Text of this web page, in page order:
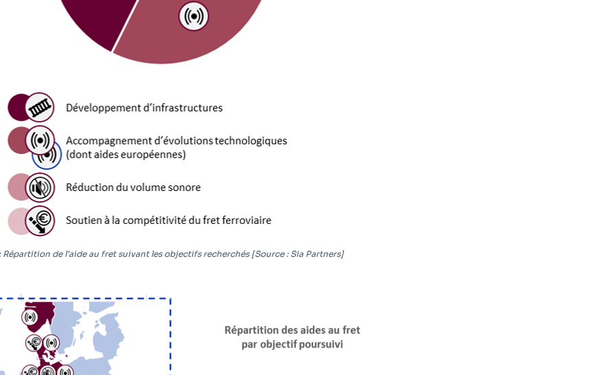
Répartition de l’aide au fret suivant les objectifs recherchés [Source : Sia Partners]